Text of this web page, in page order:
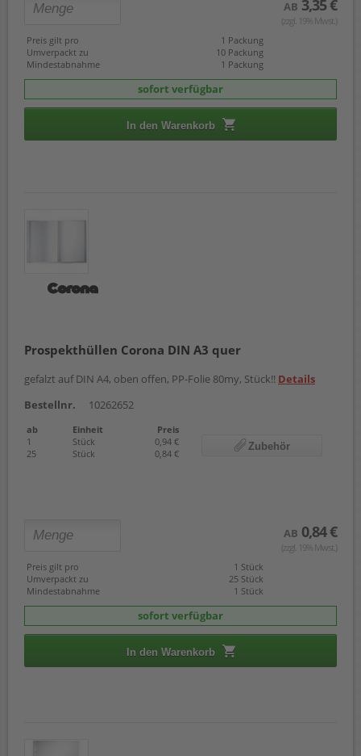
AB 3,35 €
(zzgl. 19% Mwst.)
Preis gilt pro
1 Packung
Umverpackt zu
10 Packung
Mindestabnahme
1 Packung
sofort verfügbar
In den Warenkorb
Prospekthüllen Corona DIN A3 quer
gefalzt auf DIN A4, oben offen, PP-Folie 80my, Stück!! Details
Bestellnr.
10262652
ab Einheit
Preis
1
Stück
0,94 €
25
Stück 0,84 €
Zubehör
AB 0,84 €
(zzgl. 19% Mwst.)
Preis gilt pro
1 Stück
Umverpackt zu
25 Stück
Mindestabnahme
1 Stück
sofort verfügbar
In den Warenkorb